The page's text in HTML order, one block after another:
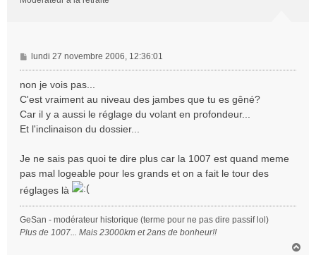
M
e
s
s
g
e
lundi 27 novembre 2006, 12:36:01
non je vois pas...
C'est vraiment au niveau des jambes que tu es gêné?
Car il y a aussi le réglage du volant en profondeur...
Et l'inclinaison du dossier...
Je ne sais pas quoi te dire plus car la 1007 est quand meme
pas mal logeable pour les grands et on a fait le tour des
réglages là
GeSan - modérateur historique (terme pour ne pas dire passif lol)
Plus de 1007... Mais 23000km et 2ans de bonheur!!